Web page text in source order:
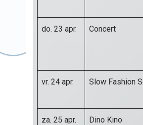
do. 23 apr. Concert
vr. 24 apr. Slow Fashion
za. 25 apr. Dino Kino